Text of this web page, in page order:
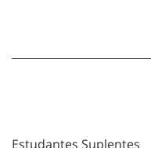
Estudantes Suplentes